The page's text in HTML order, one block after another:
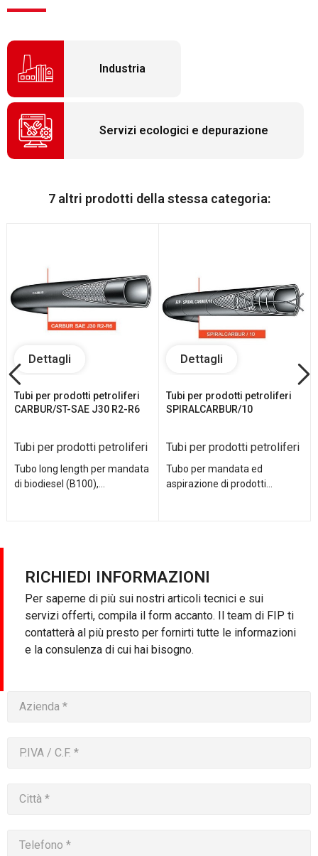
Industria
Servizi ecologici e depurazione
7 altri prodotti della stessa categoria:
Dettagli
Tubi per prodotti petroliferi
CARBUR/ST-SAE J30 R2-R6
Tubi per prodotti petroliferi
Tubo long length per mandata
di biodiesel (B100),...
Dettagli
Tubi per prodotti petroliferi
SPIRALCARBUR/10
Tubi per prodotti petroliferi
Tubo per mandata ed
aspirazione di prodotti...
RICHIEDI INFORMAZIONI
Per saperne di più sui nostri articoli tecnici e sui
servizi offerti, compila il form accanto. Il team di FIP ti
contatterà al più presto per fornirti tutte le informazioni
e la consulenza di cui hai bisogno.